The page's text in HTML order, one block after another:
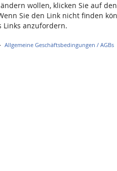
wollen, klicken Sie auf
Sie den Link nicht finden
Links anzufordern.
Allgemeine Geschäftsbedingungen / AGBs